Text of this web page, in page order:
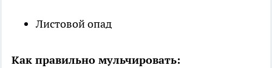
Листовой опад
Как правильно мульчировать: